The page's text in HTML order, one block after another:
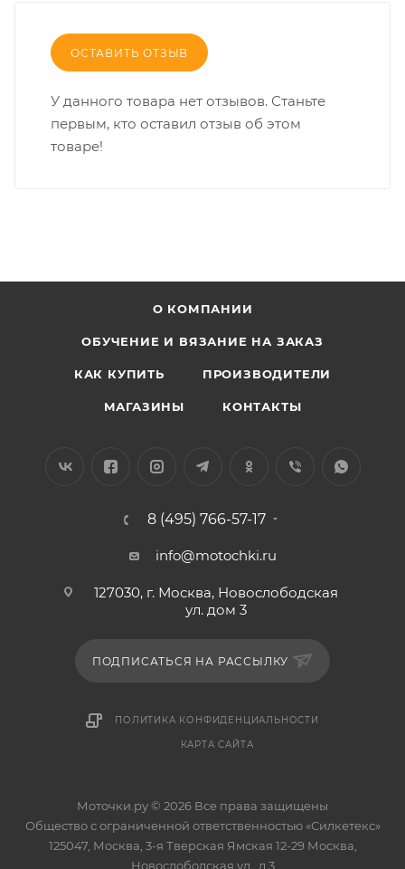
ОСТАВИТЬ ОТЗЫВ
У данного товара нет отзывов. Станьте
первым, кто оставил отзыв об этом
товаре!
О КОМПАНИИ
ОБУЧЕНИЕ И ВЯЗАНИЕ НА ЗАКАЗ
КАК КУПИТЬ ПРОИЗВОДИТЕЛИ
МАГАЗИНЫ КОНТАКТЫ
8 (495) 766-57-17
info@motochki.ru
127030, г. Москва, Новослободская
ул. дом 3
ПОДПИСАТЬСЯ НА РАССЫЛКУ
ПОЛИТИКА КОНФИДЕНЦИАЛЬНОСТИ
КАРТА САЙТА
Моточки.ру © 2026 Все права защищены
Общество с ограниченной ответственностью «Силкетекс»
125047, Москва, 3-я Тверская Ямская 12-29 Москва,
Новослободская ул., д.3